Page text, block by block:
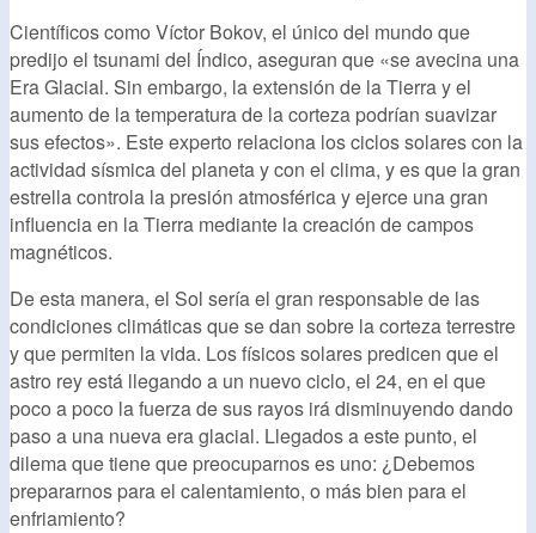
Científicos como Víctor Bokov, el único del mundo que
predijo el tsunami del Índico, aseguran que «se avecina una
Era Glacial. Sin embargo, la extensión de la Tierra y el
aumento de la temperatura de la corteza podrían suavizar
sus efectos». Este experto relaciona los ciclos solares con la
actividad sísmica del planeta y con el clima, y es que la gran
estrella controla la presión atmosférica y ejerce una gran
influencia en la Tierra mediante la creación de campos
magnéticos.
De esta manera, el Sol sería el gran responsable de las
condiciones climáticas que se dan sobre la corteza terrestre
y que permiten la vida. Los físicos solares predicen que el
astro rey está llegando a un nuevo ciclo, el 24, en el que
poco a poco la fuerza de sus rayos irá disminuyendo dando
paso a una nueva era glacial. Llegados a este punto, el
dilema que tiene que preocuparnos es uno: ¿Debemos
prepararnos para el calentamiento, o más bien para el
enfriamiento?